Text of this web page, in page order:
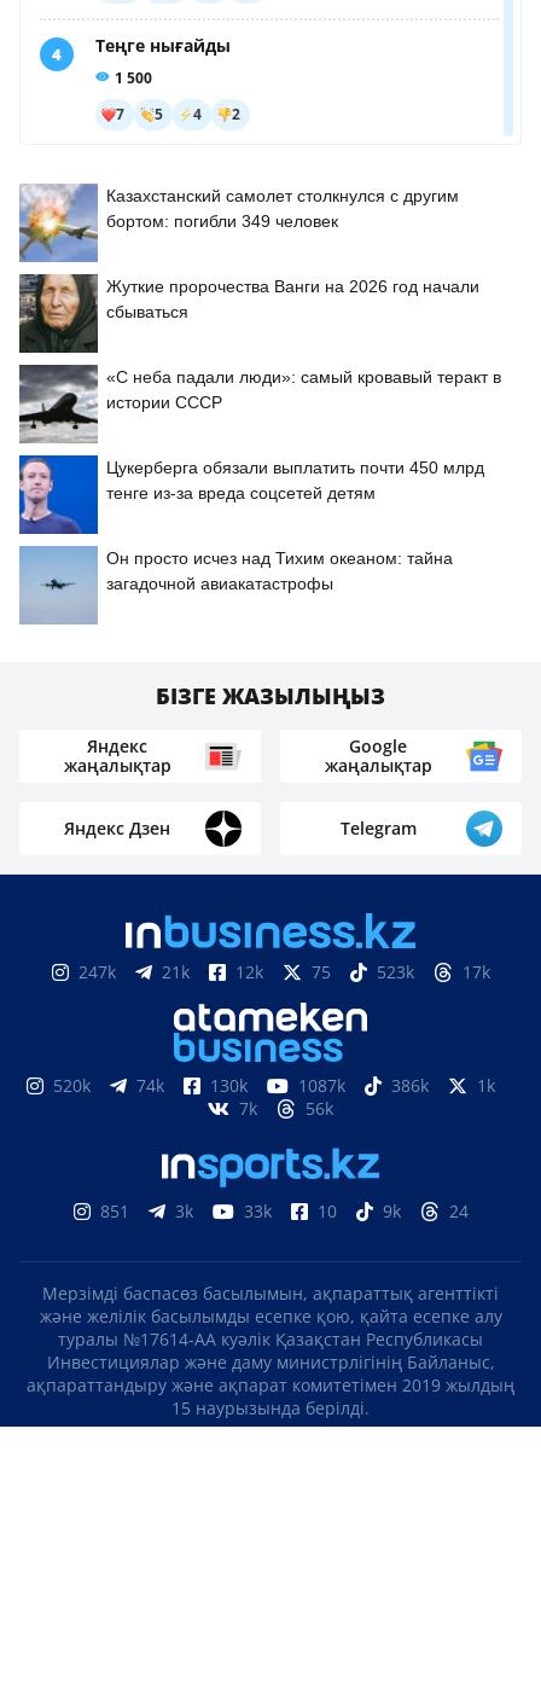
Казахстанский самолет столкнулся с другим
бортом: погибли 349 человек
Жуткие пророчества Ванги на 2026 год начали
сбываться
«С неба падали люди»: самый кровавый теракт в
истории СССР
Цукерберга обязали выплатить почти 450 млрд
тенге из-за вреда соцсетей детям
Он просто исчез над Тихим океаном: тайна
загадочной авиакатастрофы
БІЗГЕ ЖАЗЫЛЫҢЫЗ
Яндекс
жаңалықтар
Google
жаңалықтар
Яндекс Дзен Telegram
247k 21k 12k 75 523k 17k
520k 74k 130k 1087k 386k
1k
7k
56k
851 3k 33k 10 9k 24
Мерзімді баспасөз басылымын, ақпараттық агенттікті
және желілік басылымды есепке қою, қайта есепке алу
туралы №17614-АА куәлік Қазақстан Республикасы
Инвестициялар және даму министрлігінің Байланыс,
ақпараттандыру және ақпарат комитетімен 2019 жылдың
15 наурызында берілді.